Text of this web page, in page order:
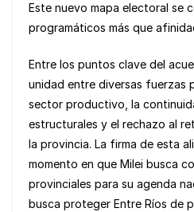
Este nuevo mapa electoral se
programáticos más que
Entre los puntos clave del
unidad entre diversas fuerzas
sector productivo, la
estructurales y el rechazo al
la provincia. La firma de esta
momento en que Milei busca
provinciales para su agenda
busca proteger Entre Ríos de